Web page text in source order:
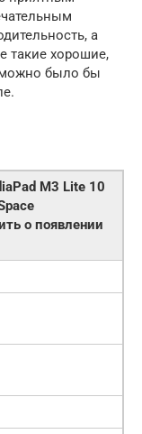
а
такие хорошие,
было бы
M3 Lite 10
о появлении